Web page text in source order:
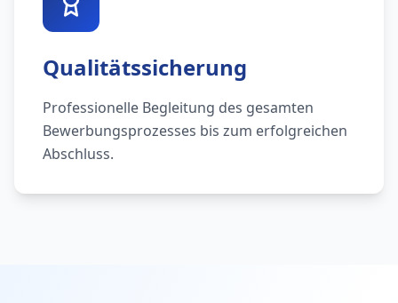
Qualitätssicherung
Professionelle Begleitung des gesamten
Bewerbungsprozesses bis zum erfolgreichen
Abschluss.